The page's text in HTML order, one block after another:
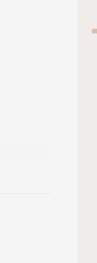
的火龍
來無比